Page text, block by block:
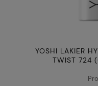
YOSHI LAKIER
TWIST 724